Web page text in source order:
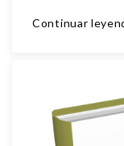
Continuar